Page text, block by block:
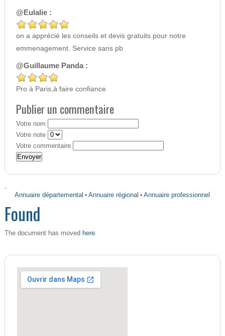
@Eulalie :
on a apprécié les conseils et devis gratuits pour notre
emmenagement. Service sans pb
@Guillaume Panda :
Pro à Paris,à faire confiance
Publier un commentaire
Votre nom
Votre note
Votre commentaire
-
Annuaire départemental •Annuaire régional •Annuaire professionnel
Found
The document has moved here.